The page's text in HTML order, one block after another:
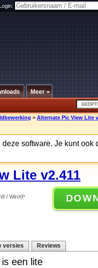
Meer
> Alternate Pic View Lite
software. Je kunt ook
Lite v2.411
/ WinXP
versies Reviews
is een lite